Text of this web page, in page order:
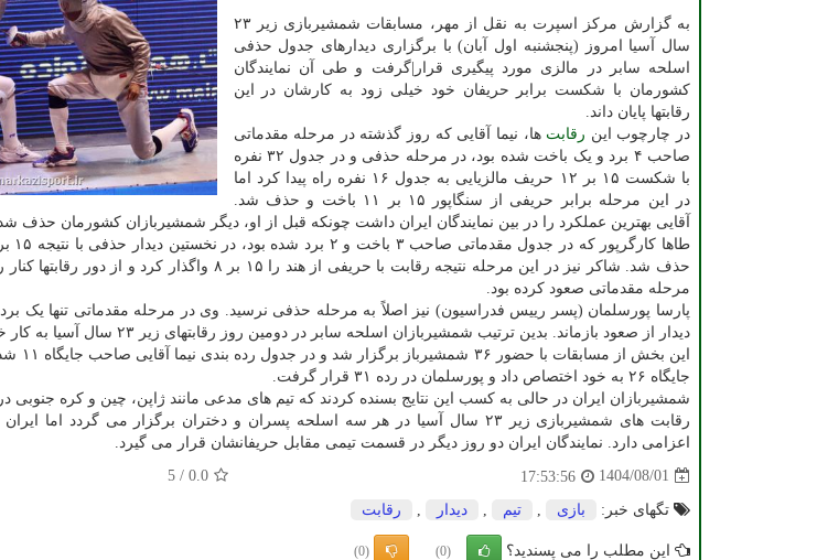
به گزارش مرکز اسپرت به نقل از مهر، مسابقات شمشیربازی زیر ۲۳
سال آسیا امروز (پنجشنبه اول آبان) با برگزاری دیدارهای جدول حذفی
اسلحه سابر در مالزی مورد پیگیری قرار|گرفت و طی آن نمایندگان
کشورمان با شکست برابر حریفان خود خیلی زود به کارشان در این
رقابتها پایان داند.
در چارچوب این رقابت ها، نیما آقایی که روز گذشته در مرحله مقدماتی
صاحب ۴ برد و یک باخت شده بود، در مرحله حذفی و در جدول ۳۲ نفره
با شکست ۱۵ بر ۱۲ حریف مالزیایی به جدول ۱۶ نفره راه پیدا کرد اما
در این مرحله برابر حریفی از سنگاپور ۱۵ بر ۱۱ باخت و حذف شد.
آقایی بهترین عملکرد را در بین نمایندگان ایران داشت چونکه قبل از او، دیگر شمشیربازان کشورمان حذف
حذف شد. شاکر نیز در این مرحله نتیجه رقابت با حریفی از هند را
مرحله مقدماتی صعود کرده بود.
دیدار از صعود بازماند. بدین ترتیب شمشیربازان اسلحه سابر در دومین روز رقابتهای زیر ۲۳ سال آسیا به کار خود در قسمت انفرادی پایان دادند.
جایگاه ۲۶ به خود اختصاص داد و پورسلمان در رده ۳۱ قرار گرفت.
شمشیربازان ایران در حالی به کسب این نتایج بسنده کردند که تیم های مدعی مانند ژاپن، چین و کره جنوبی در
رقابت های شمشیربازی زیر ۲۳ سال آسیا در هر سه اسلحه پسران و دختران برگزار می گردد
اعزامی دارد. نمایندگان ایران دو روز دیگر در قسمت تیمی مقابل حریفانشان قرار می گیرد.
1404/08/01
17:53:56
0.0
/
5
تگهای خبر: بازی تیم دیدار رقابت
این مطلب را می پسندید؟ (0)
(0)